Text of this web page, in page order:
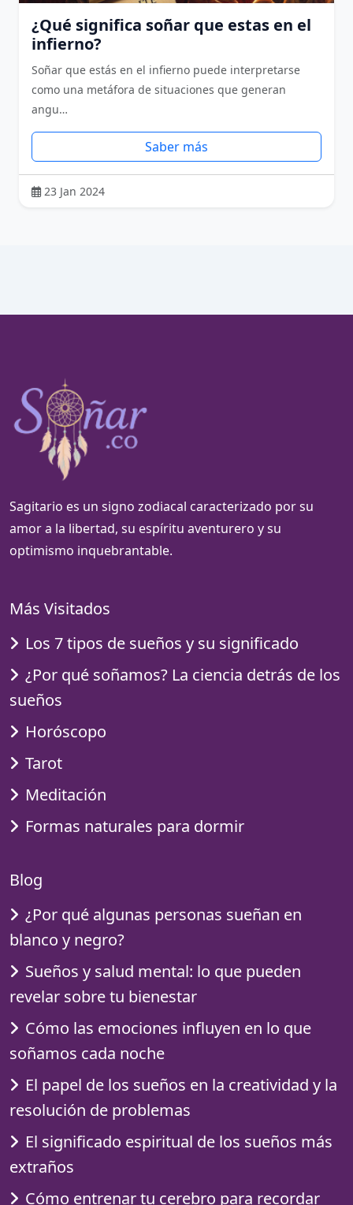
¿Qué significa soñar que estas en el
infierno?
Soñar que estás en el infierno puede interpretarse
como una metáfora de situaciones que generan
angu…
Saber más
23 Jan 2024
Sagitario es un signo zodiacal caracterizado por su
amor a la libertad, su espíritu aventurero y su
optimismo inquebrantable.
Más Visitados
Los 7 tipos de sueños y su significado
¿Por qué soñamos? La ciencia detrás de los
sueños
Horóscopo
Tarot
Meditación
Formas naturales para dormir
Blog
¿Por qué algunas personas sueñan en
blanco y negro?
Sueños y salud mental: lo que pueden
revelar sobre tu bienestar
Cómo las emociones influyen en lo que
soñamos cada noche
El papel de los sueños en la creatividad y la
resolución de problemas
El significado espiritual de los sueños más
extraños
Cómo entrenar tu cerebro para recordar